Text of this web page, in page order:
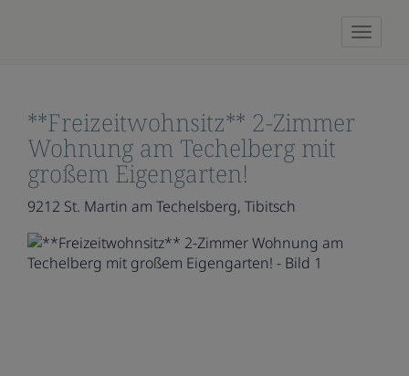
**Freizeitwohnsitz** 2-Zimmer
Wohnung am Techelberg mit
großem Eigengarten!
9212 St. Martin am Techelsberg, Tibitsch